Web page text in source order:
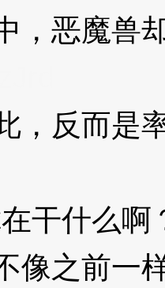
，恶魔兽
反而是率
干什么啊
之前一样